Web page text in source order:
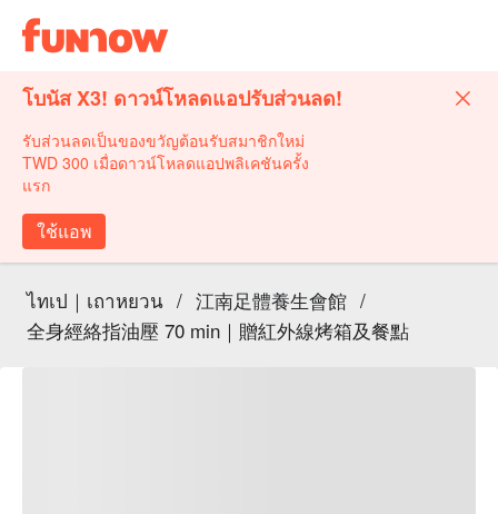
โบนัส X3! ดาวน์โหลดแอปรับส่วนลด!
รับส่วนลดเป็นของขวัญต้อนรับสมาชิกใหม่
TWD 300 เมื่อดาวน์โหลดแอปพลิเคชันครั้ง
แรก
ใช้แอพ
ไทเป｜เถาหยวน / 江南足體養生會館 /
全身經絡指油壓 70 min｜贈紅外線烤箱及餐點